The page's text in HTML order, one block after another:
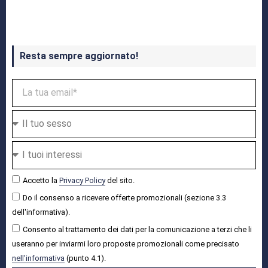
Resta sempre aggiornato!
Accetto la Privacy Policydel sito.
Do il consenso a ricevere offerte promozionali (sezione 3.3
dell'informativa).
Consento al trattamento dei dati per la comunicazione a terzi che li
useranno per inviarmi loro proposte promozionali come precisato
nell'informativa (punto 4.1).